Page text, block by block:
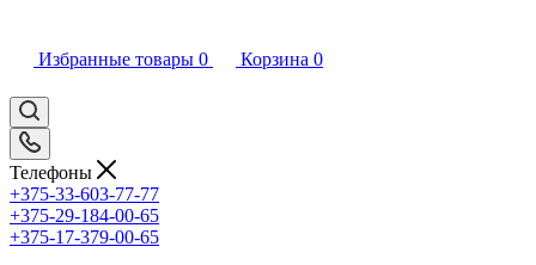
Избранные товары 0 Корзина 0
Телефоны
+375-33-603-77-77
+375-29-184-00-65
+375-17-379-00-65